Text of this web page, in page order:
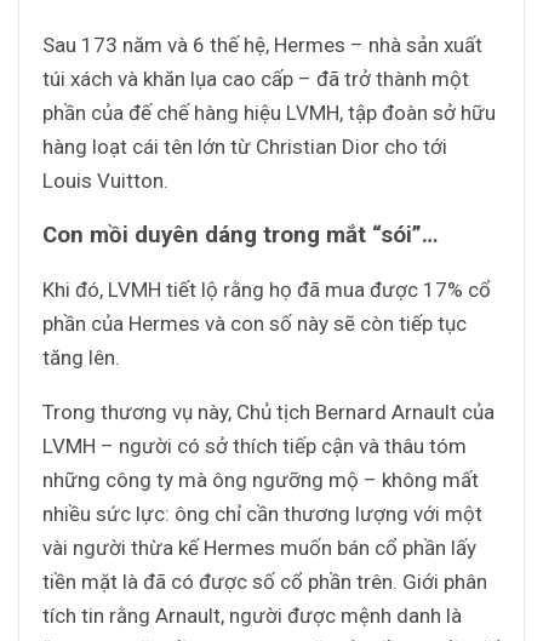
Sau 173 năm và 6 thế hệ, Hermes – nhà sản xuất
túi xách và khăn lụa cao cấp – đã trở thành một
phần của đế chế hàng hiệu LVMH, tập đoàn sở hữu
hàng loạt cái tên lớn từ Christian Dior cho tới
Louis Vuitton.
Con mồi duyên dáng trong mắt “sói”…
Khi đó, LVMH tiết lộ rằng họ đã mua được 17% cổ
phần của Hermes và con số này sẽ còn tiếp tục
tăng lên.
Trong thương vụ này, Chủ tịch Bernard Arnault của
LVMH – người có sở thích tiếp cận và thâu tóm
những công ty mà ông ngưỡng mộ – không mất
nhiều sức lực: ông chỉ cần thương lượng với một
vài người thừa kế Hermes muốn bán cổ phần lấy
tiền mặt là đã có được số cổ phần trên. Giới phân
tích tin rằng Arnault, người được mệnh danh là